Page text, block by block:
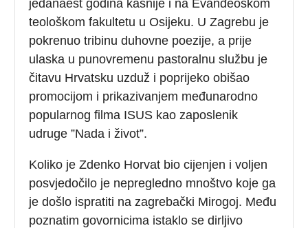
jedanaest godina kasnije i na Evanđeoskom
teološkom fakultetu u Osijeku. U Zagrebu je
pokrenuo tribinu duhovne poezije, a prije
ulaska u punovremenu pastoralnu službu je
čitavu Hrvatsku uzduž i poprijeko obišao
promocijom i prikazivanjem međunarodno
popularnog filma ISUS kao zaposlenik
udruge ”Nada i život”.
Koliko je Zdenko Horvat bio cijenjen i voljen
posvjedočilo je nepregledno mnoštvo koje ga
je došlo ispratiti na zagrebački Mirogoj. Među
poznatim govornicima istaklo se dirljivo